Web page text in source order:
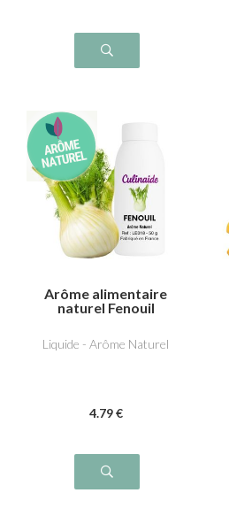
Arôme alimentaire
naturel Fenouil
Liquide - Arôme Naturel
4.79 €